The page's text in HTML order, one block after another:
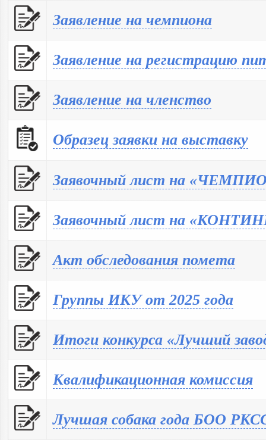
Заявление на чемпиона
Заявление на регистрацию
Заявление на членство
Образец заявки на выставку
Заявочный лист на
Заявочный лист на
Акт обследования помета
Группы ИКУ от 2025 года
Итоги конкурса «Лучший
Квалификационная комиссия
Лучшая собака года БОО